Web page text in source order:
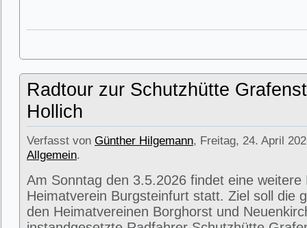
Radtour zur Schutzhütte
Hollich
Verfasst von Günther Hilgemann, Freitag, 24. April
Allgemein.
Am Sonntag den 3.5.2026 findet eine weitere
Heimatverein Burgsteinfurt statt. Ziel soll die
den Heimatvereinen Borghorst und